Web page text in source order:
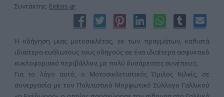
Συντάκτης: Eidisis.gr
Η οδήγηση μιας μοτοσικλέτας, εκ των πραγμάτων, καθιστά
ιδιαίτερα ευάλωτους τους οδηγούς σε ένα ιδιαίτερα ασφυκτικό
κυκλοφοριακό περιβάλλον, με πολύ δυσάρεστες συνέπειες.
Για το λόγο αυτό, ο Μοτοσικλετιστικός Όμιλος Κιλκίς, σε
συνεργασία με τον Πολιτιστικό Μορφωτικό Σύλλογο Γαλλικού